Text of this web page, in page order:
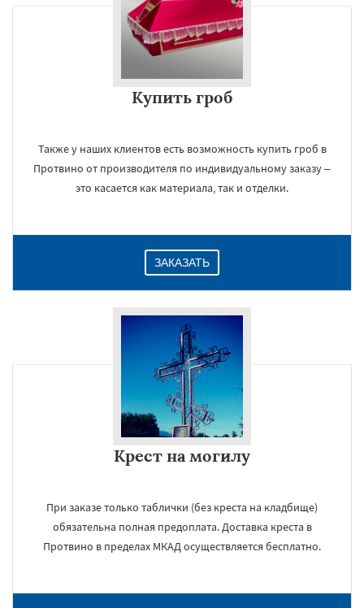
Купить гроб
Также у наших клиентов есть возможность купить гроб в
Протвино от производителя по индивидуальному заказу –
это касается как материала, так и отделки.
ЗАКАЗАТЬ
Крест на могилу
При заказе только таблички (без креста на кладбище)
обязательна полная предоплата. Доставка креста в
Протвино в пределах МКАД осуществляется бесплатно.